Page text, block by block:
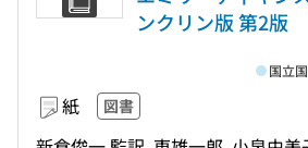
ンクリン版 第2版
紙 図書
国立